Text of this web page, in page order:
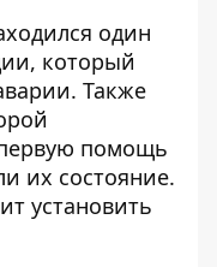
один
который
Также
помощь
их состояние.
установить